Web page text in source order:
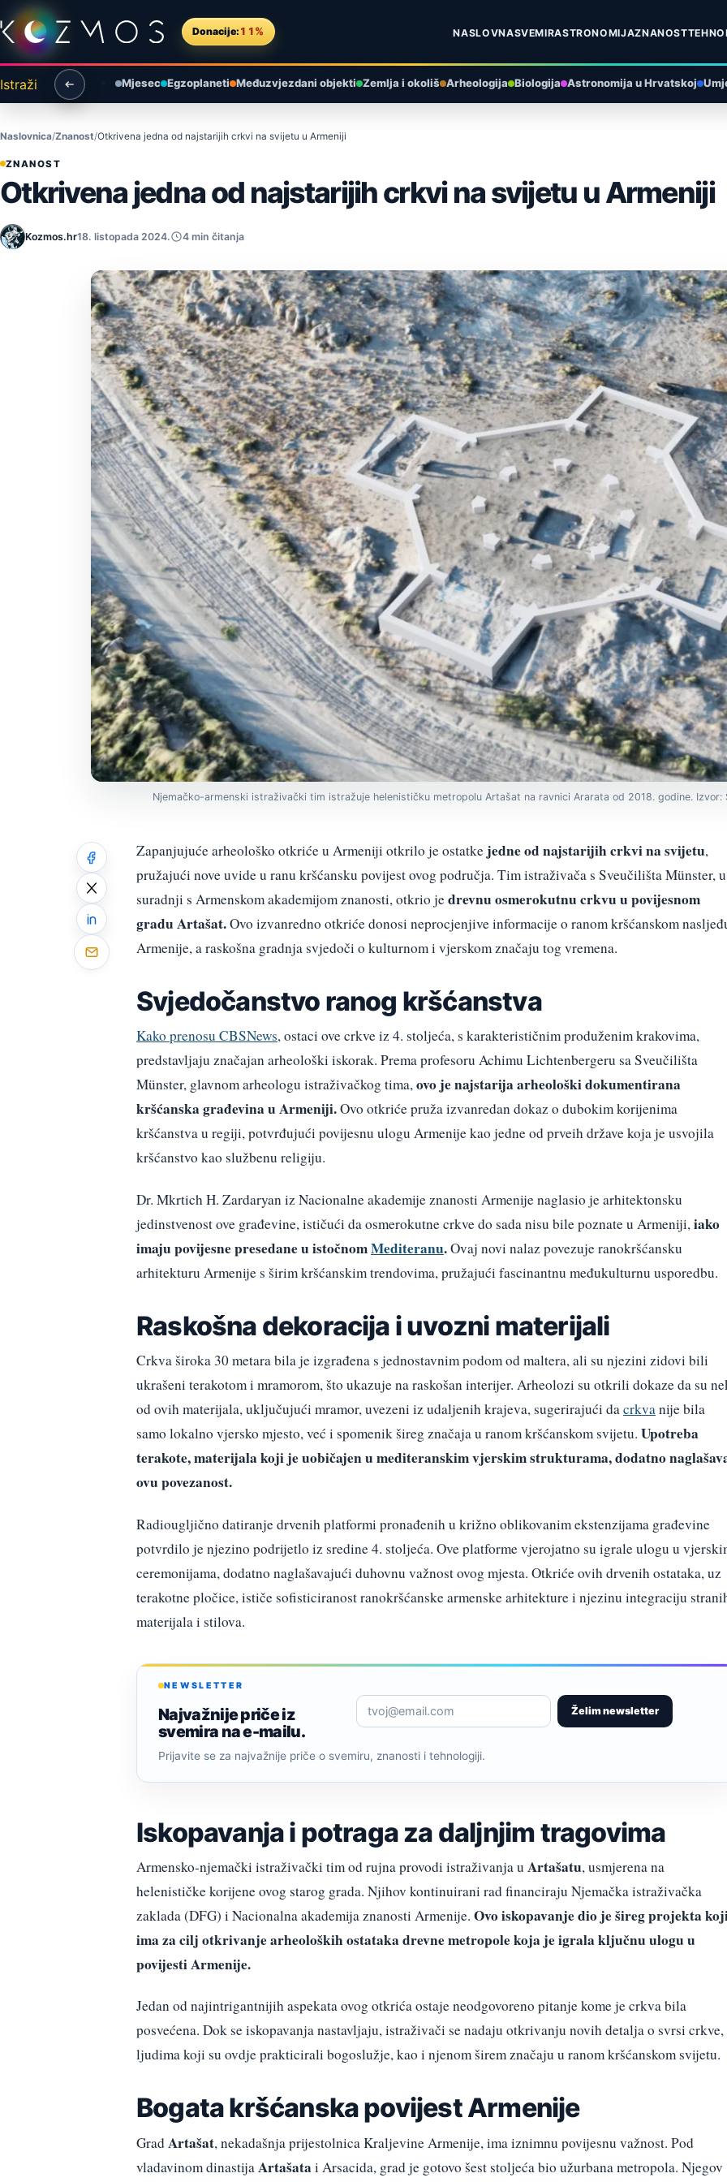
Preskoči na sadržaj
Donacije: 11% NASLOVNASVEMIRASTRONOMIJAZNANOST
Istraži Mjesec Egzoplaneti Međuzvjezdani objekti Zemlja i okoliš Arheologija Biologija Astronomija u Hrvatskoj
Naslovnica Znanost Otkrivena jedna od najstarijih crkvi na svijetu u Armeniji
ZNANOST
Otkrivena jedna od najstarijih crkvi na svijetu u Armeniji
Kozmos.hr18. listopada 2024. 4 min čitanja
Njemačko-armenski istraživački tim istražuje helenističku metropolu Artašat na ravnici Ararata od 2018. godine. Izvor:
Zapanjujuće arheološko otkriće u Armeniji otkrilo je ostatke jedne od najstarijih crkvi na svijetu,
pružajući nove uvide u ranu kršćansku povijest ovog područja. Tim istraživača s Sveučilišta Münster, u
suradnji s Armenskom akademijom znanosti, otkrio jedrevnu osmerokutnu crkvu u povijesnom
graduArtašat.Ovo izvanredno otkriće donosi neprocjenjive informacije o ranom kršćanskom
Armenije, a raskošna gradnja svjedoči o kulturnom i vjerskom značaju tog vremena.
Svjedočanstvo ranog kršćanstva
Kako prenosu CBSNews, ostaci ove crkve iz 4. stoljeća, s karakterističnim produženim krakovima,
predstavljaju značajan arheološki iskorak. Prema profesoru Achimu Lichtenbergeru sa Sveučilišta
Münster, glavnom arheologu istraživačkog tima,ovo je najstarija arheološki dokumentirana
kršćanska građevina u Armeniji.Ovo otkriće pruža izvanredan dokaz o dubokim korijenima
kršćanstva u regiji, potvrđujući povijesnu ulogu Armenije kao jedne od prveih države koja je usvojila
kršćanstvo kao službenu religiju.
Dr. Mkrtich H. Zardaryan iz Nacionalne akademije znanosti Armenije naglasio je arhitektonsku
jedinstvenost ove građevine, ističući da osmerokutne crkve do sada nisu bile poznate u Armeniji, iako
imaju povijesne presedane u istočnomMediteranu.Ovaj novi nalaz povezuje ranokršćansku
arhitekturu Armenije s širim kršćanskim trendovima, pružajući fascinantnu međukulturnu usporedbu.
Raskošna dekoracija i uvozni materijali
Crkva široka 30 metara bila je izgrađena s jednostavnim podom od maltera, ali su njezini zidovi bili
ukrašeni terakotom i mramorom, što ukazuje na raskošan interijer. Arheolozi su otkrili dokaze da su
od ovih materijala, uključujući mramor, uvezeni iz udaljenih krajeva, sugerirajući dacrkvanije bila
samo lokalno vjersko mjesto, već i spomenik šireg značaja u ranom kršćanskom svijetu. Upotreba
terakote, materijala koji je uobičajen u mediteranskim vjerskim strukturama, dodatno
ovu povezanost.
Radiougljično datiranje drvenih platformi pronađenih u križno oblikovanim ekstenzijama građevine
potvrdilo je njezino podrijetlo iz sredine 4. stoljeća. Ove platforme vjerojatno su igrale ulogu u
ceremonijama, dodatno naglašavajući duhovnu važnost ovog mjesta. Otkriće ovih drvenih ostataka, uz
terakotne pločice, ističe sofisticiranost ranokršćanske armenske arhitekture i njezinu integraciju
materijala i stilova.
NEWSLETTER
Najvažnije priče iz
svemira na e-mailu.
Želim newsletter
Prijavite se za najvažnije priče o svemiru, znanosti i tehnologiji.
Iskopavanja i potraga za daljnjim tragovima
Armensko-njemački istraživački tim od rujna provodi istraživanja u Artašatu, usmjerena na
helenističke korijene ovog starog grada. Njihov kontinuirani rad financiraju Njemačka istraživačka
zaklada (DFG) i Nacionalna akademija znanosti Armenije. Ovo iskopavanje dio je šireg projekta
ima za cilj otkrivanje arheoloških ostataka drevne metropole koja je igrala ključnu ulogu u
povijesti Armenije.
Jedan od najintrigantnijih aspekata ovog otkrića ostaje neodgovoreno pitanje kome je crkva bila
posvećena. Dok se iskopavanja nastavljaju, istraživači se nadaju otkrivanju novih detalja o svrsi crkve,
ljudima koji su ovdje prakticirali bogoslužje, kao i njenom širem značaju u ranom kršćanskom svijetu.
Bogata kršćanska povijest Armenije
GradArtašat, nekadašnja prijestolnica Kraljevine Armenije, ima iznimnu povijesnu važnost. Pod
vladavinom dinastija Artašata i Arsacida, grad je gotovo šest stoljeća bio užurbana metropola. Njegov